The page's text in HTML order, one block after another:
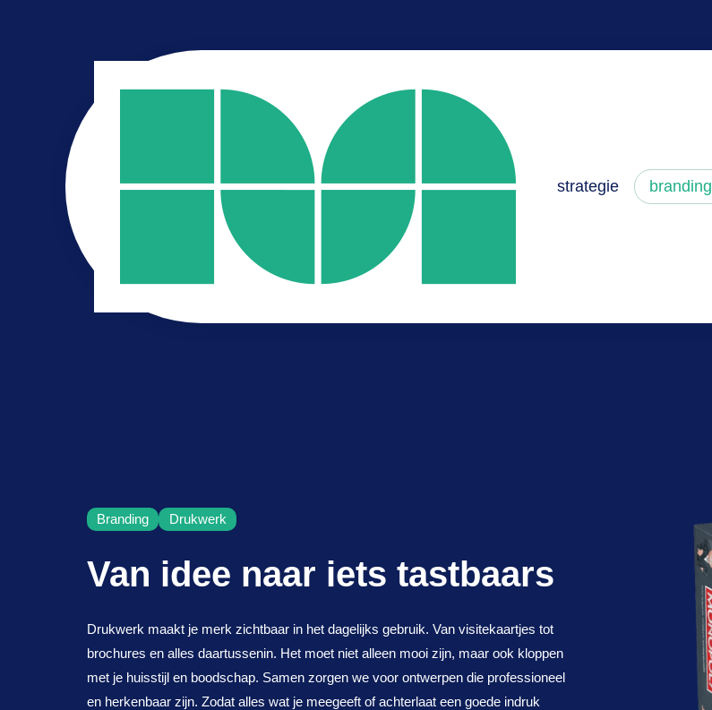
strategie branding
Branding Drukwerk
Van idee naar iets tastbaars
Drukwerk maakt je merk zichtbaar in het dagelijks gebruik. Van visitekaartjes tot
brochures en alles daartussenin. Het moet niet alleen mooi zijn, maar ook kloppen
met je huisstijl en boodschap. Samen zorgen we voor ontwerpen die professioneel
en herkenbaar zijn. Zodat alles wat je meegeeft of achterlaat een goede indruk